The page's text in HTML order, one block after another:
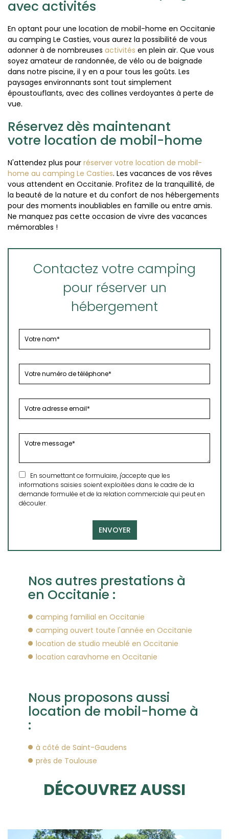
avec activités
En optant pour une location de mobil-home en Occitanie
au camping Le Casties, vous aurez la possibilité de vous
adonner à de nombreuses activités en plein air. Que vous
soyez amateur de randonnée, de vélo ou de baignade
dans notre piscine, il y en a pour tous les goûts. Les
paysages environnants sont tout simplement
époustouflants, avec des collines verdoyantes à perte de
vue.
Réservez dès maintenant
votre location de mobil-home
N'attendez plus pour réserver votre location de mobil-
home au camping Le Casties. Les vacances de vos rêves
vous attendent en Occitanie. Profitez de la tranquillité, de
la beauté de la nature et du confort de nos hébergements
pour des moments inoubliables en famille ou entre amis.
Ne manquez pas cette occasion de vivre des vacances
mémorables !
Contactez votre camping
pour réserver un
hébergement
En soumettant ce formulaire, j'accepte que les
informations saisies soient exploitées dans le cadre de la
demande formulée et de la relation commerciale qui peut en
découler.
Nos autres prestations à
en Occitanie :
camping familial en Occitanie
camping ouvert toute l'année en Occitanie
location de studio meublé en Occitanie
location caravhome en Occitanie
Nous proposons aussi
location de mobil-home à
:
à côté de Saint-Gaudens
près de Toulouse
DÉCOUVREZ AUSSI